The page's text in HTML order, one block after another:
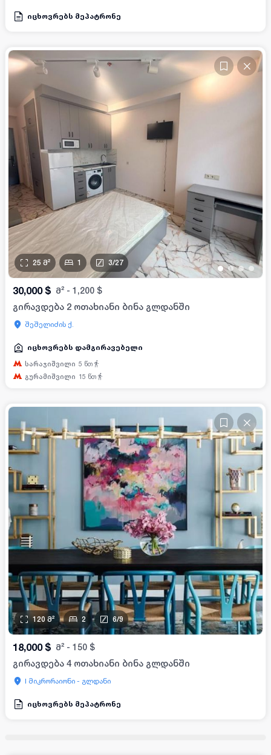
იცხოვრებს მეპატრონე
••••
25 მ² 1 3/27
30,000 $ მ² - 1,200 $
გირავდება 2 ოთახიანი ბინა გლდანში
შეშელიძის ქ.
იცხოვრებს დამგირავებელი
სარაჯიშვილი 5 წთ
გურამიშვილი 15 წთ
120 მ² 2 6/9
18,000 $ მ² - 150 $
გირავდება 4 ოთახიანი ბინა გლდანში
I მიკრორაიონი - გლდანი
იცხოვრებს მეპატრონე